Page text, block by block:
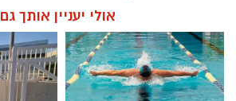
אולי יעניין אותך גם